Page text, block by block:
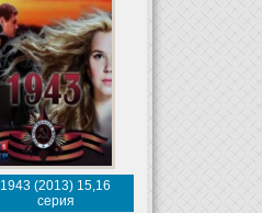
1943 (2013) 15,16
серия